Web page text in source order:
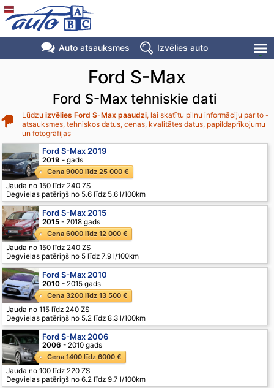
Auto atsauksmes Izvēlies auto
Ford S-Max
Ford S-Max tehniskie dati
Lūdzu izvēlies Ford S-Max paaudzi, lai skatītu pilnu informāciju par to -
atsauksmes, tehniskos datus, cenas, kvalitātes datus, papildaprīkojumu
un fotogrāfijas
Ford S-Max 2019
2019 - gads
Cena 9000 līdz 25 000 €
Jauda no 150 līdz 240 ZS
Degvielas patēriņš no 5.6 līdz 5.6 l/100km
Ford S-Max 2015
2015 - 2018 gads
Cena 6000 līdz 12 000 €
Jauda no 150 līdz 240 ZS
Degvielas patēriņš no 5 līdz 7.9 l/100km
Ford S-Max 2010
2010 - 2015 gads
Cena 3200 līdz 13 500 €
Jauda no 115 līdz 240 ZS
Degvielas patēriņš no 5.2 līdz 8.3 l/100km
Ford S-Max 2006
2006 - 2010 gads
Cena 1400 līdz 6000 €
Jauda no 100 līdz 220 ZS
Degvielas patēriņš no 6.2 līdz 9.7 l/100km